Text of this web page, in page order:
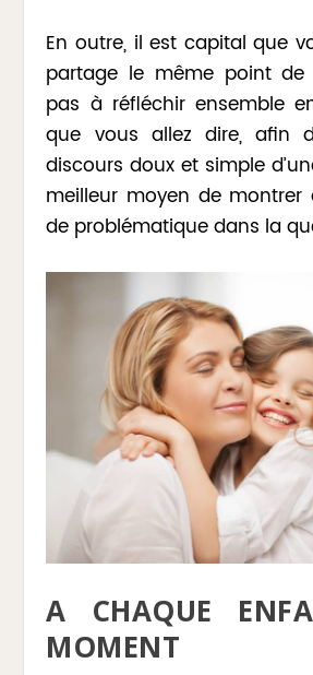
En outre, il est capital que
partage le même point de
pas à réfléchir ensemble
que vous allez dire, afin
discours doux et simple
meilleur moyen de montrer
de problématique dans la
A CHAQUE
MOMENT